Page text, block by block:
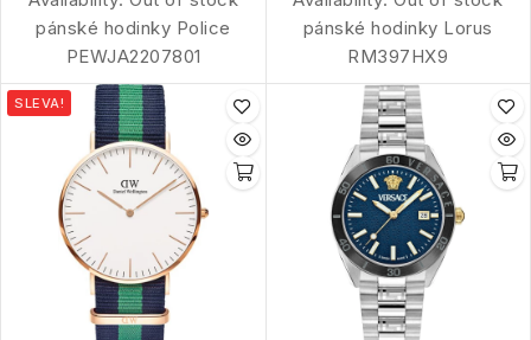
pánské hodinky Police
PEWJA2207801
pánské hodinky Lorus
RM397HX9
SLEVA!